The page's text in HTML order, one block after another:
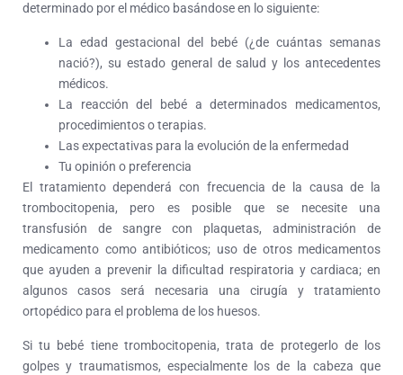
determinado por el médico basándose en lo siguiente:
La edad gestacional del bebé (¿de cuántas semanas
nació?), su estado general de salud y los antecedentes
médicos.
La reacción del bebé a determinados medicamentos,
procedimientos o terapias.
Las expectativas para la evolución de la enfermedad
Tu opinión o preferencia
El tratamiento dependerá con frecuencia de la causa de la
trombocitopenia, pero es posible que se necesite una
transfusión de sangre con plaquetas, administración de
medicamento como antibióticos; uso de otros medicamentos
que ayuden a prevenir la dificultad respiratoria y cardiaca; en
algunos casos será necesaria una cirugía y tratamiento
ortopédico para el problema de los huesos.
Si tu bebé tiene trombocitopenia, trata de protegerlo de los
golpes y traumatismos, especialmente los de la cabeza que